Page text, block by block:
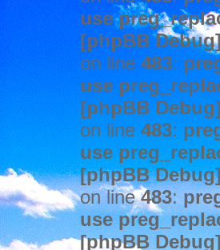
use
[phpBB
on line 483:
use
[phpBB
on line 483:
use
[phpBB
on line483:
use
[phpBB